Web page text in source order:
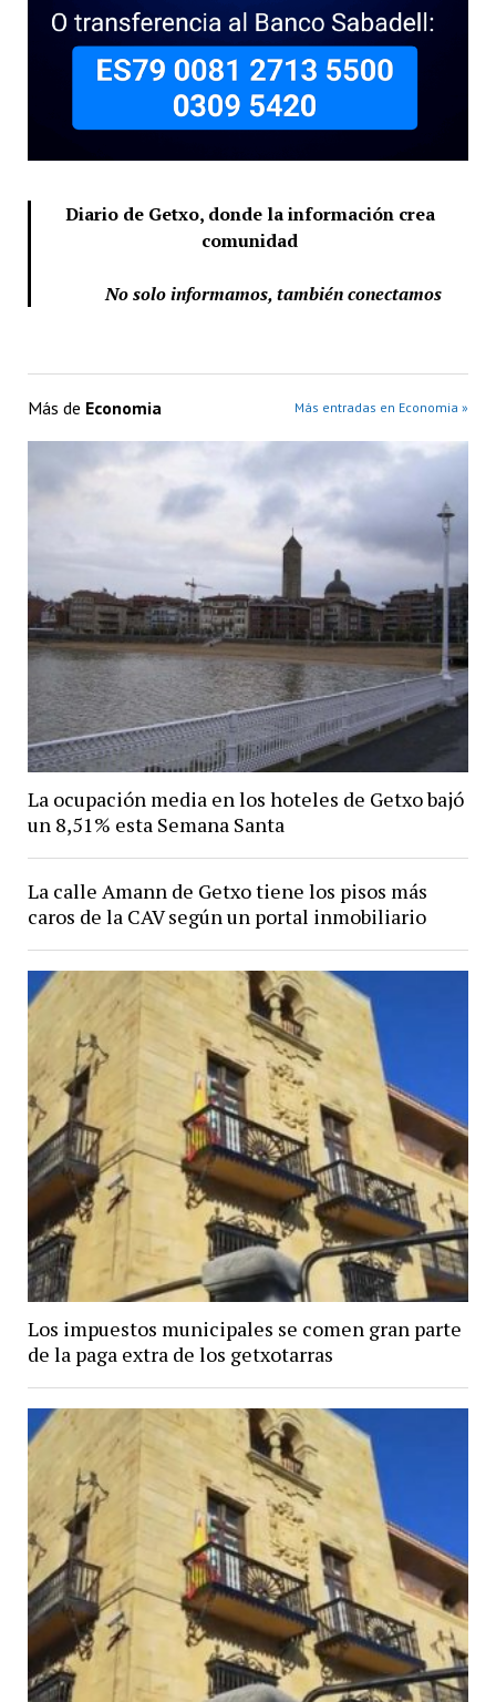
Diario de Getxo, donde la información crea
comunidad
No solo informamos, también conectamos
Más de Economia Más entradas en Economia »
La ocupación media en los hoteles de Getxo bajó
un 8,51% esta Semana Santa
La calle Amann de Getxo tiene los pisos más
caros de la CAV según un portal inmobiliario
Los impuestos municipales se comen gran parte
de la paga extra de los getxotarras